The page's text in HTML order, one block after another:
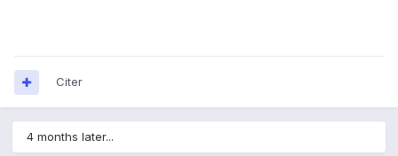
Citer
4 months later...